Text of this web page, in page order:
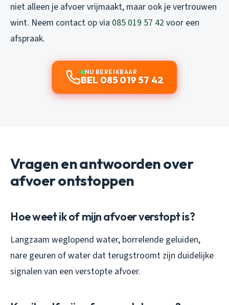
niet alleen je afvoer vrijmaakt, maar ook je vertrouwen
wint. Neem contact op via 085 019 57 42 voor een
afspraak.
NU BEREIKBAAR
BEL 085 019 57 42
Vragen en antwoorden over
afvoer ontstoppen
Hoe weet ik of mijn afvoer verstopt is?
Langzaam weglopend water, borrelende geluiden,
nare geuren of water dat terugstroomt zijn duidelijke
signalen van een verstopte afvoer.